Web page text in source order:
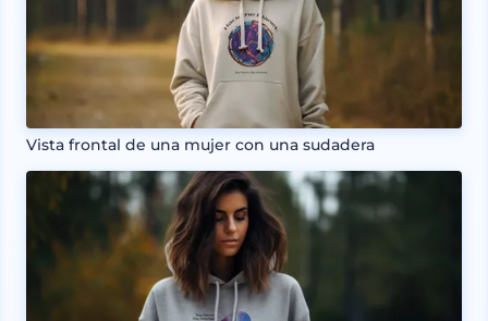
Vista frontal de una mujer con una sudadera